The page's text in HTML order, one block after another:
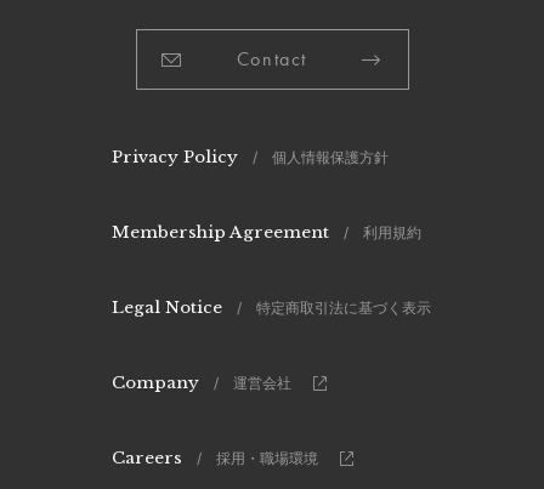
Contact
Privacy Policy / 個人情報保護方針
Membership Agreement / 利用規約
Legal Notice / 特定商取引法に基づく表示
Company / 運営会社
Careers / 採用・職場環境